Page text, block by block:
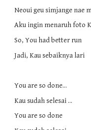
Neoui geu simjange nae
Aku ingin menaruh foto
So, You had better run
Jadi, Kau sebaiknya lari
You are so done...
Kau sudah selesai ...
You are so done